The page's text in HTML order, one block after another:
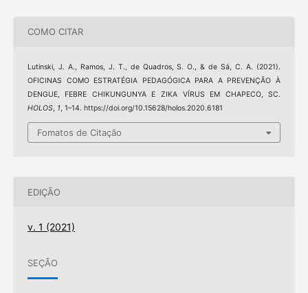
COMO CITAR
Lutinski, J. A., Ramos, J. T., de Quadros, S. O., & de Sá, C. A. (2021).
OFICINAS COMO ESTRATÉGIA PEDAGÓGICA PARA A PREVENÇÃO À
DENGUE, FEBRE CHIKUNGUNYA E ZIKA VÍRUS EM CHAPECO, SC.
HOLOS, 1, 1–14. https://doi.org/10.15628/holos.2020.6181
Fomatos de Citação
EDIÇÃO
v. 1 (2021)
SEÇÃO